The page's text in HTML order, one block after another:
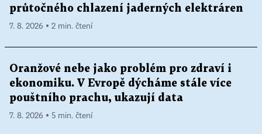
průtočného chlazení jaderných elektráren
7. 8. 2026 ▪ 2 min. čtení
Oranžové nebe jako problém pro zdraví i
ekonomiku. V Evropě dýcháme stále více
pouštního prachu, ukazují data
7. 8. 2026 ▪ 5 min. čtení